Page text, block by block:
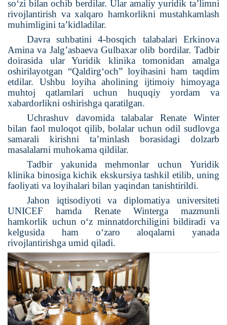
so‘zi bilan ochib berdilar. Ular amaliy yuridik ta’limni
rivojlantirish va xalqaro hamkorlikni mustahkamlash
muhimligini ta’kidladilar.
Davra suhbatini 4-bosqich talabalari Erkinova
Amina va Jalg’asbaeva Gulbaxar olib bordilar. Tadbir
doirasida ular Yuridik klinika tomonidan amalga
oshirilayotgan “Qaldirg‘och” loyihasini ham taqdim
etdilar. Ushbu loyiha aholining ijtimoiy himoyaga
muhtoj qatlamlari uchun huquqiy yordam va
xabardorlikni oshirishga qaratilgan.
Uchrashuv davomida talabalar Renate Winter
bilan faol muloqot qilib, bolalar uchun odil sudlovga
samarali kirishni ta’minlash borasidagi dolzarb
masalalarni muhokama qildilar.
Tadbir yakunida mehmonlar uchun Yuridik
klinika binosiga kichik ekskursiya tashkil etilib, uning
faoliyati va loyihalari bilan yaqindan tanishtirildi.
Jahon iqtisodiyoti va diplomatiya universiteti
UNICEF hamda Renate Winterga mazmunli
hamkorlik uchun o‘z minnatdorchiligini bildiradi va
kelgusida ham o‘zaro aloqalarni yanada
rivojlantirishga umid qiladi.